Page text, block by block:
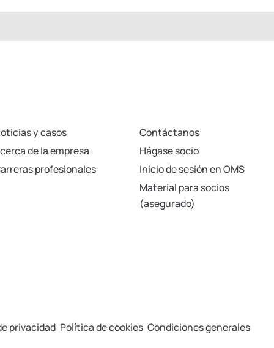
y casos
de la empresa
profesionales
Contáctanos
Hágase socio
Inicio de sesión en OMS
Material para socios
(asegurado)
privacidad- Política de cookies- Condiciones generales